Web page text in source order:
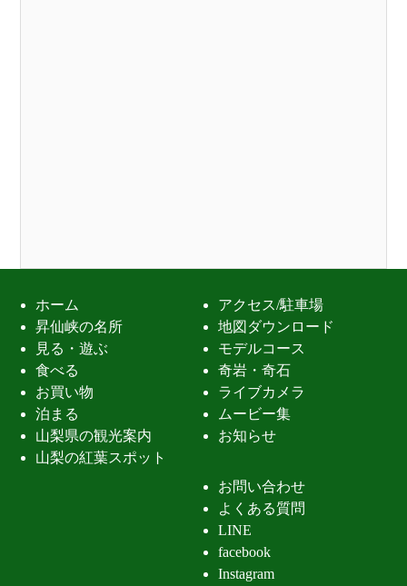
ホーム
昇仙峡の名所
見る・遊ぶ
食べる
お買い物
泊まる
山梨県の観光案内
山梨の紅葉スポット
アクセス/駐車場
地図ダウンロード
モデルコース
奇岩・奇石
ライブカメラ
ムービー集
お知らせ
お問い合わせ
よくある質問
LINE
facebook
Instagram